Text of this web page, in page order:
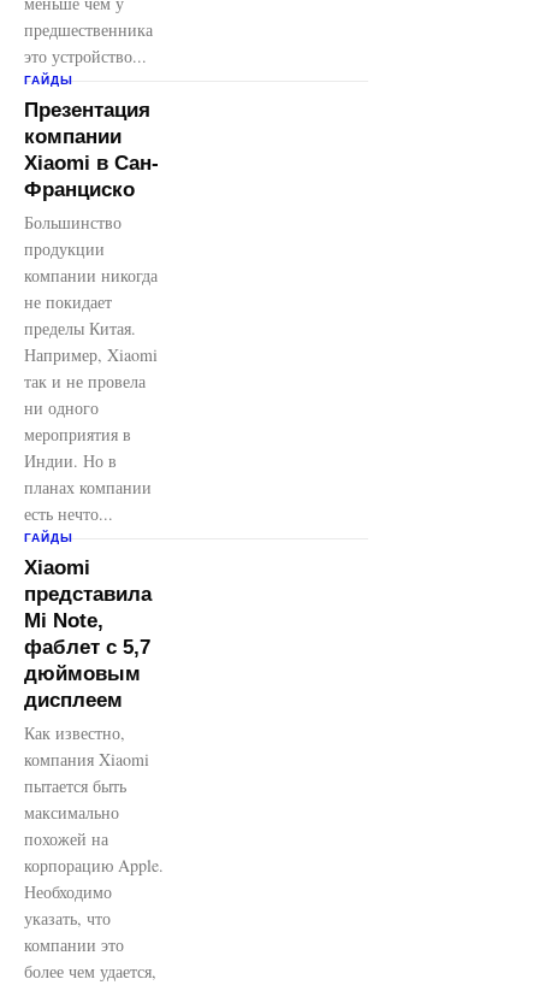
предшественника
это устройство...
ГАЙДЫ
Презентация
компании
Xiaomi в Сан-
Франциско
Большинство
продукции
компании никогда
не покидает
пределы Китая.
Например, Xiaomi
так и не провела
ни одного
мероприятия в
Индии. Но в
планах компании
есть нечто...
ГАЙДЫ
Xiaomi
представила
Mi Note,
фаблет с 5,7
дюймовым
дисплеем
Как известно,
компания Xiaomi
пытается быть
максимально
похожей на
корпорацию Apple.
Необходимо
указать, что
компании это
более чем удается,